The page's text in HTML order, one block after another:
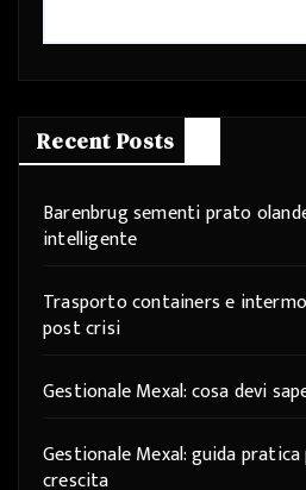
Recent Posts
Barenbrug sementi prato
intelligente
Trasporto containers e
post crisi
Gestionale Mexal: cosa devi
Gestionale Mexal: guida
crescita